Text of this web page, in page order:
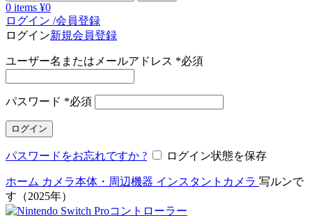
0 items ¥0
ログイン /会員登録
ログイン新規会員登録
ユーザー名またはメールアドレス *必須
パスワード *必須
ログイン
パスワードをお忘れですか ? ログイン状態を保存
ホーム カメラ本体・周辺機器 インスタントカメラ 写ルンで
す（2025年）